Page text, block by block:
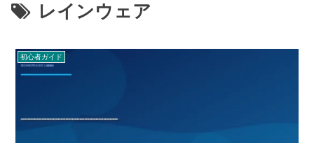
レインウェア
初心者ガイド